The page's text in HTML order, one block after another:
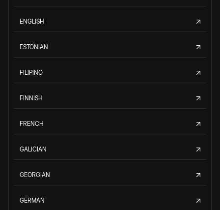
ENGLISH
ESTONIAN
FILIPINO
FINNISH
FRENCH
GALICIAN
GEORGIAN
GERMAN